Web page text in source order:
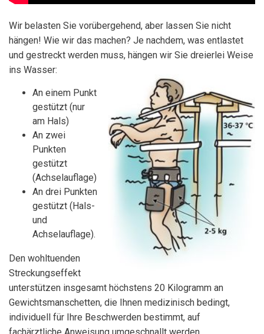
Wir belasten Sie vorübergehend, aber lassen Sie nicht
hängen! Wie wir das machen? Je nachdem, was entlastet
und gestreckt werden muss, hängen wir Sie dreierlei Weise
ins Wasser:
An einem Punkt
gestützt (nur
am Hals)
An zwei
Punkten
gestützt
(Achselauflage)
An drei Punkten
gestützt (Hals-
und
Achselauflage).
Den wohltuenden
Streckungseffekt
unterstützen insgesamt höchstens 20 Kilogramm an
Gewichtsmanschetten, die Ihnen medizinisch bedingt,
individuell für Ihre Beschwerden bestimmt, auf